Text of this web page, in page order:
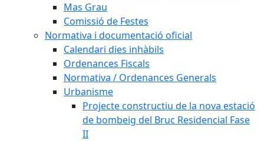
Mas Grau
Comissió de Festes
Normativa i documentació oficial
Calendari dies inhàbils
Ordenances Fiscals
Normativa / Ordenances Generals
Urbanisme
Projecte constructiu de la nova estació
de bombeig del Bruc Residencial Fase
II